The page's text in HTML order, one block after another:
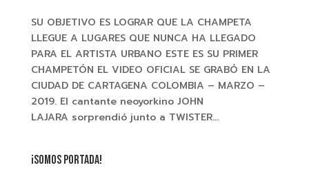
SU OBJETIVO ES LOGRAR QUE LA CHAMPETA
LLEGUE A LUGARES QUE NUNCA HA LLEGADO
PARA EL ARTISTA URBANO ESTE ES SU PRIMER
CHAMPETÓN EL VIDEO OFICIAL SE GRABÓ EN LA
CIUDAD DE CARTAGENA COLOMBIA – MARZO –
2019. El cantante neoyorkino JOHN
LAJARA sorprendió junto a TWISTER...
¡SOMOS PORTADA!